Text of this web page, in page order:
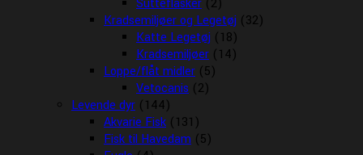
Sutteflasker (2)
Kradsemiljøer og Legetøj (32)
Katte Legetøj (18)
Kradsemiljøer (14)
Loppe/flåt midler (5)
Vetocanis (2)
Levende dyr (144)
Akvarie Fisk (131)
Fisk til Havedam (5)